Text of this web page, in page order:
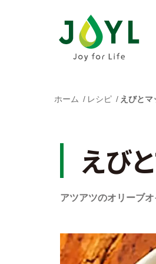
ホーム レシピ えびとマ
えび
アツアツのオリーブ